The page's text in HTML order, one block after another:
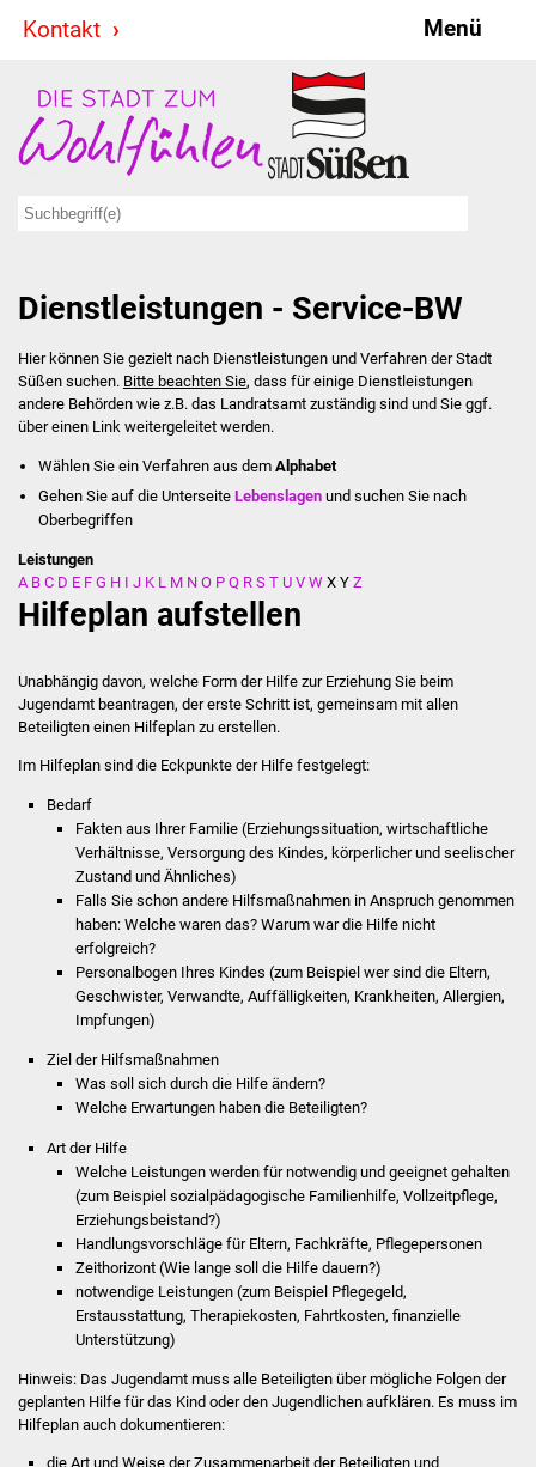
Kontakt Menü
Stadt & Politik
Bürgermeister
Ausschüsse
Ratsinformationssystem
Jugendbeirat
Summerrockfestival
Stadtverwaltung
Behördenwegweiser
Stellenangebote
Veröffentlichungen
Ortsrecht
FNP / Bebauungspläne
Stadtinfo
Partnerstädte
Projekte
Schulentwicklung Bizet
Sanierung Hallenbad
Dienstleistungen - Service-BW
Hier können Sie gezielt nach Dienstleistungen und Verfahren der Stadt
Süßen suchen. Bitte beachten Sie, dass für einige Dienstleistungen
andere Behörden wie z.B. das Landratsamt zuständig sind und Sie ggf.
über einen Link weitergeleitet werden.
Wählen Sie ein Verfahren aus dem Alphabet
Gehen Sie auf die UnterseiteLebenslagen und suchen Sie nach
Oberbegriffen
Leistungen
A B C D E F G H I J K L M N O P Q R S T U V W X Y Z
Hilfeplan aufstellen
Unabhängig davon, welche Form der Hilfe zur Erziehung Sie beim
Jugendamt beantragen, der erste Schritt ist, gemeinsam mit allen
Beteiligten einen Hilfeplan zu erstellen.
Im Hilfeplan sind die Eckpunkte der Hilfe festgelegt:
Bedarf
Fakten aus Ihrer Familie (Erziehungssituation, wirtschaftliche
Verhältnisse, Versorgung des Kindes, körperlicher und seelischer
Zustand und Ähnliches)
Falls Sieschon andere Hilfsmaßnahmen in Anspruch genommen
haben: Welche waren das? Warum war die Hilfe nicht
erfolgreich?
Personalbogen Ihres Kindes (zum Beispiel wer sind die Eltern,
Geschwister, Verwandte, Auffälligkeiten, Krankheiten, Allergien,
Impfungen)
Ziel der Hilfsmaßnahmen
Was soll sich durch die Hilfe ändern?
Welche Erwartungen haben die Beteiligten?
Art der Hilfe
Welche Leistungen werden für notwendig und geeignet gehalten
(zum Beispiel sozialpädagogische Familienhilfe, Vollzeitpflege,
Erziehungsbeistand?)
Handlungsvorschläge für Eltern, Fachkräfte, Pflegepersonen
Zeithorizont (Wie lange soll die Hilfe dauern?)
notwendige Leistungen (zum Beispiel Pflegegeld,
Erstausstattung, Therapiekosten, Fahrtkosten, finanzielle
Unterstützung)
Hinweis:Das Jugendamt muss alle Beteiligten über mögliche Folgen der
geplanten Hilfe für das Kind oder den Jugendlichen aufklären. Es muss im
Hilfeplan auch dokumentieren:
die Art und Weise der Zusammenarbeit der Beteiligten und